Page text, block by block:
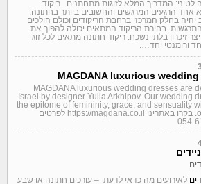
לטיני: המדריך המלא לזוגות מתחתנים ריקוד
אחד הרגעים המרגשים והחשובים ביותר בחתונה.
יהיה בחלק המרכזי ברחבת הריקודים וכולם הולכים
בחירת הריקוד המתאים יכולה להפוך את
זיכרון בלתי נשכח. ריקוד חתונה מתאים לכל זוג
ורומנטי יחד….
MAGDANA luxurious
MAGDANA luxurious wedding dresses are
Israel by designer Yulia Arkhipov. Our wedding
the epitome of femininity, grace, and sensuality
of rebellion. בקרו באתרינו https://magdana.co.il לפרטים
לאירועים מה כדאי לדעת – עורכים חתונה או שבע